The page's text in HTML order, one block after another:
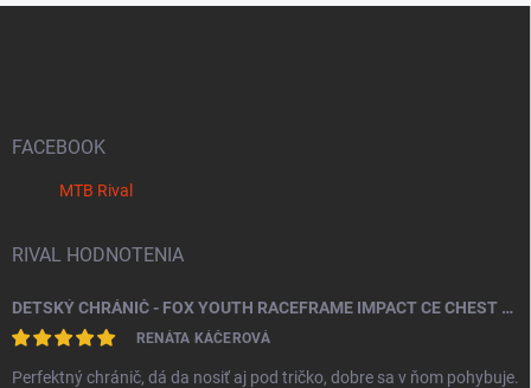
FACEBOOK
MTB Rival
RIVAL HODNOTENIA
DETSKÝ CHRÁNIČ - FOX YOUTH RACEFRAME IMPACT CE CHEST GUARD
RENÁTA KÁČEROVÁ
Perfektný chránič, dá da nosiť aj pod tričko, dobre sa v ňom pohybuje.